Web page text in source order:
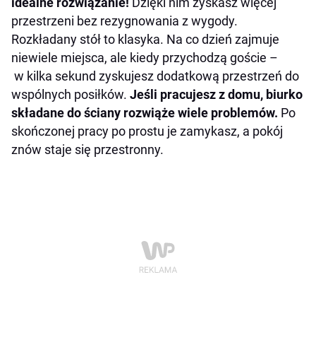
przestrzeni bez rezygnowania z wygody.
Rozkładany stół to klasyka. Na co dzień zajmuje
niewiele miejsca, ale kiedy przychodzą goście –
w kilka sekund zyskujesz dodatkową przestrzeń do
wspólnych posiłków. Jeśli pracujesz z domu, biurko
składane do ściany rozwiąże wiele problemów. Po
skończonej pracy po prostu je zamykasz, a pokój
znów staje się przestronny.